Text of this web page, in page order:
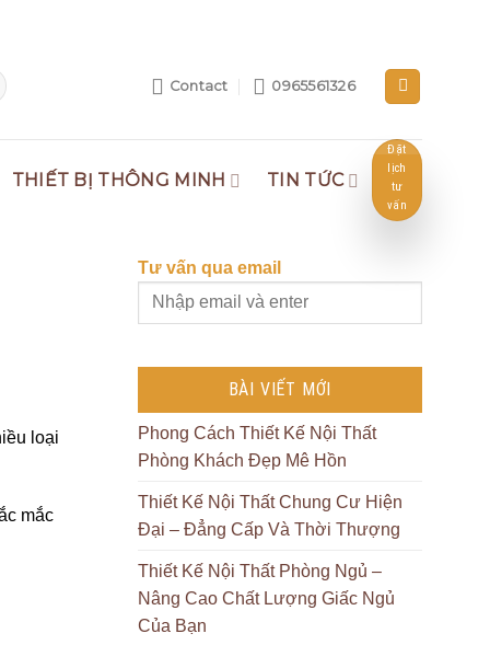
Contact 0965561326
THIẾT BỊ THÔNG MINH TIN TỨC
Đặt
lịch
tư
vấn
loại
mắc
Tư vấn qua email
BÀI VIẾT MỚI
Phong Cách Thiết Kế Nội Thất
Phòng Khách Đẹp Mê Hồn
Thiết Kế Nội Thất Chung Cư Hiện
Đại – Đẳng Cấp Và Thời Thượng
Thiết Kế Nội Thất Phòng Ngủ –
Nâng Cao Chất Lượng Giấc Ngủ
Của Bạn